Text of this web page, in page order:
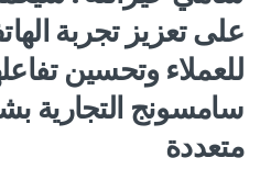
على تعزيز تجربة
للعملاء وتحسين
سامسونج التجارية
متعددة